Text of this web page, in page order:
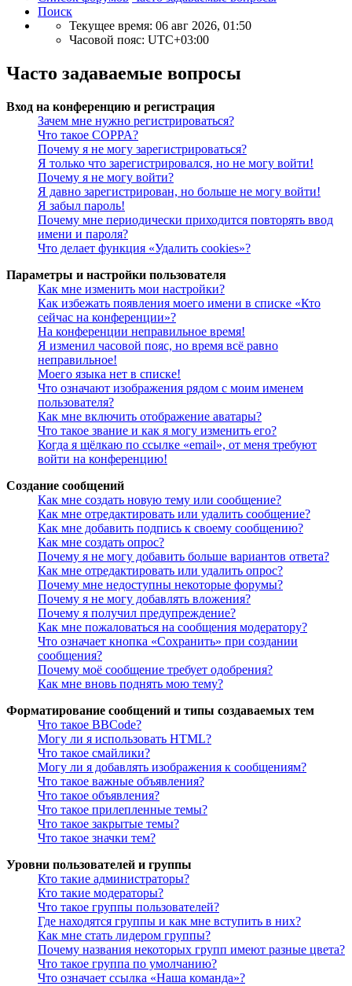
Поиск
Текущее время: 06 авг 2026, 01:50
Часовой пояс: UTC+03:00
Часто задаваемые вопросы
Вход на конференцию и регистрация
Зачем мне нужно регистрироваться?
Что такое COPPA?
Почему я не могу зарегистрироваться?
Я только что зарегистрировался, но не могу войти!
Почему я не могу войти?
Я давно зарегистрирован, но больше не могу войти!
Я забыл пароль!
Почему мне периодически приходится повторять ввод
имени и пароля?
Что делает функция «Удалить cookies»?
Параметры и настройки пользователя
Как мне изменить мои настройки?
Как избежать появления моего имени в списке «Кто
сейчас на конференции»?
На конференции неправильное время!
Я изменил часовой пояс, но время всё равно
неправильное!
Моего языка нет в списке!
Что означают изображения рядом с моим именем
пользователя?
Как мне включить отображение аватары?
Что такое звание и как я могу изменить его?
Когда я щёлкаю по ссылке «email», от меня требуют
войти на конференцию!
Создание сообщений
Как мне создать новую тему или сообщение?
Как мне отредактировать или удалить сообщение?
Как мне добавить подпись к своему сообщению?
Как мне создать опрос?
Почему я не могу добавить больше вариантов ответа?
Как мне отредактировать или удалить опрос?
Почему мне недоступны некоторые форумы?
Почему я не могу добавлять вложения?
Почему я получил предупреждение?
Как мне пожаловаться на сообщения модератору?
Что означает кнопка «Сохранить» при создании
сообщения?
Почему моё сообщение требует одобрения?
Как мне вновь поднять мою тему?
Форматирование сообщений и типы создаваемых тем
Что такое BBCode?
Могу ли я использовать HTML?
Что такое смайлики?
Могу ли я добавлять изображения к сообщениям?
Что такое важные объявления?
Что такое объявления?
Что такое прилепленные темы?
Что такое закрытые темы?
Что такое значки тем?
Уровни пользователей и группы
Кто такие администраторы?
Кто такие модераторы?
Что такое группы пользователей?
Где находятся группы и как мне вступить в них?
Как мне стать лидером группы?
Почему названия некоторых групп имеют разные цвета?
Что такое группа по умолчанию?
Что означает ссылка «Наша команда»?